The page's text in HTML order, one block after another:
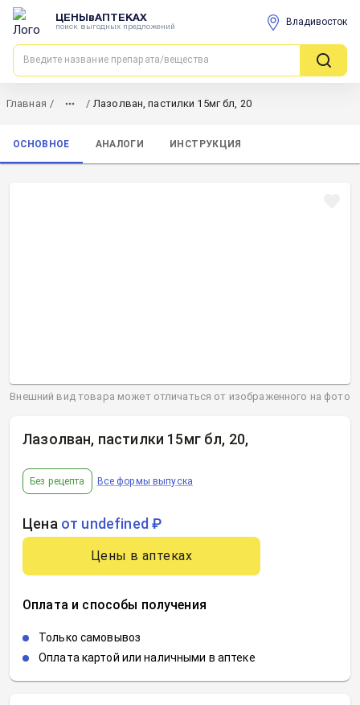
ЦЕНЫвАПТЕКАХ
поиск выгодных предложений Владивосток
Главная / / Лазолван, пастилки 15мг бл, 20
ОСНОВНОЕ АНАЛОГИ ИНСТРУКЦИЯ
Лазолван, пастилки 15мг бл, 20,
Без рецепта Все формы выпуска
Цена от undefined ₽
Цены в аптеках
Оплата и способы получения
Только самовывоз
Оплата картой или наличными в аптеке
Внешний вид товара может отличаться от изображенного на фото